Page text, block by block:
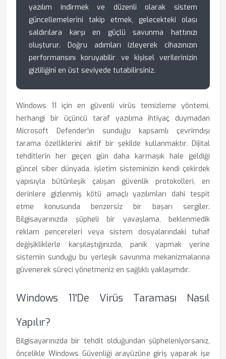
yazılım indirmek ve düzenli olarak sistem
güncellemelerini takip etmek, gelecekteki olası
saldırılara karşı en güçlü savunma hattınızı
oluşturur. Doğru adımları izleyerek cihazınızın
performansını koruyabilir ve kişisel verilerinizin
gizliliğini en üst seviyede tutabilirsiniz.
Windows 11 için en güvenli virüs temizleme yöntemi,
herhangi bir üçüncü taraf yazılıma ihtiyaç duymadan
Microsoft Defender'ın sunduğu kapsamlı çevrimdışı
tarama özelliklerini aktif bir şekilde kullanmaktır. Dijital
tehditlerin her geçen gün daha karmaşık hale geldiği
güncel siber dünyada, işletim sisteminizin kendi çekirdek
yapısıyla bütünleşik çalışan güvenlik protokolleri, en
derinlere gizlenmiş kötü amaçlı yazılımları dahi tespit
etme konusunda benzersiz bir başarı sergiler.
Bilgisayarınızda şüpheli bir yavaşlama, beklenmedik
reklam pencereleri veya sistem dosyalarındaki tuhaf
değişikliklerle karşılaştığınızda, panik yapmak yerine
sistemin sunduğu bu yerleşik savunma mekanizmalarına
güvenerek süreci yönetmeniz en sağlıklı yaklaşımdır.
Windows 11'de Virüs Taraması Nasıl
Yapılır?
Bilgisayarınızda bir tehdit olduğundan şüpheleniyorsanız,
öncelikle Windows Güvenliği arayüzüne giriş yaparak işe